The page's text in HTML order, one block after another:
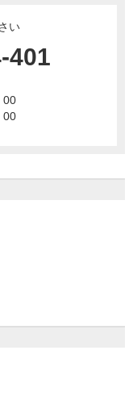
い
401
00
00